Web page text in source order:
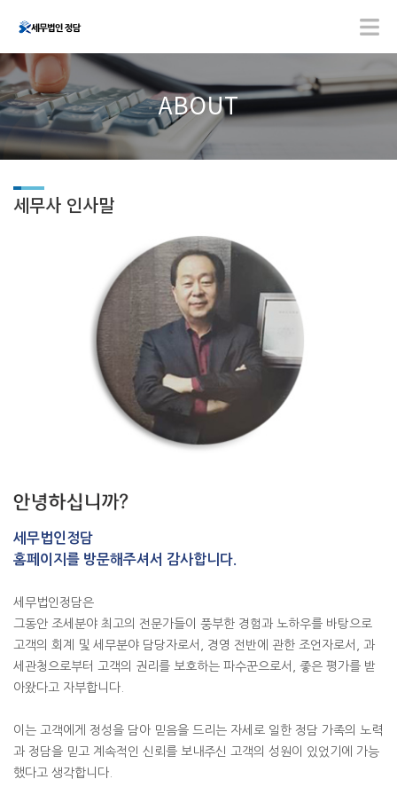
ABOUT
세무사 인사말
세무법인정담
홈페이지를 방문해주셔서 감사합니다.
세무법인정담은
그동안 조세분야 최고의 전문가들이 풍부한 경험과 노하우를 바탕으로
고객의 회계 및 세무분야 담당자로서, 경영 전반에 관한 조언자로서, 과
세관청으로부터 고객의 권리를 보호하는 파수꾼으로서, 좋은 평가를 받
아왔다고 자부합니다.
이는 고객에게 정성을 담아 믿음을 드리는 자세로 일한 정담 가족의 노력
과 정담을 믿고 계속적인 신뢰를 보내주신 고객의 성원이 있었기에 가능
했다고 생각합니다.